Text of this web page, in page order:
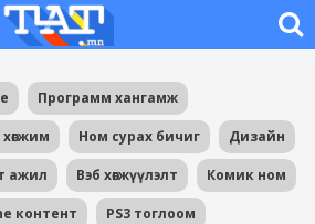
Программ хангамж
Ном сурах бичиг Дизайн
ажил Вэб хөгжүүлэлт Комик ном
контент PS3 тоглоом